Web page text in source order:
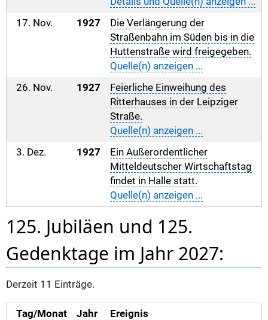
17. Nov.
1927
Die Verlängerung der
Straßenbahn im Süden bis in die
Huttenstraße wird freigegeben.
Quelle(n) anzeigen ...
26. Nov.
1927
Feierliche Einweihung des
Ritterhauses in der Leipziger
Straße.
Quelle(n) anzeigen ...
3. Dez.
1927
Ein Außerordentlicher
Mitteldeutscher Wirtschaftstag
findet in Halle statt.
Quelle(n) anzeigen ...
125. Jubiläen und 125.
Gedenktage im Jahr 2027:
Derzeit 11 Einträge.
Tag/Monat Jahr
Ereignis